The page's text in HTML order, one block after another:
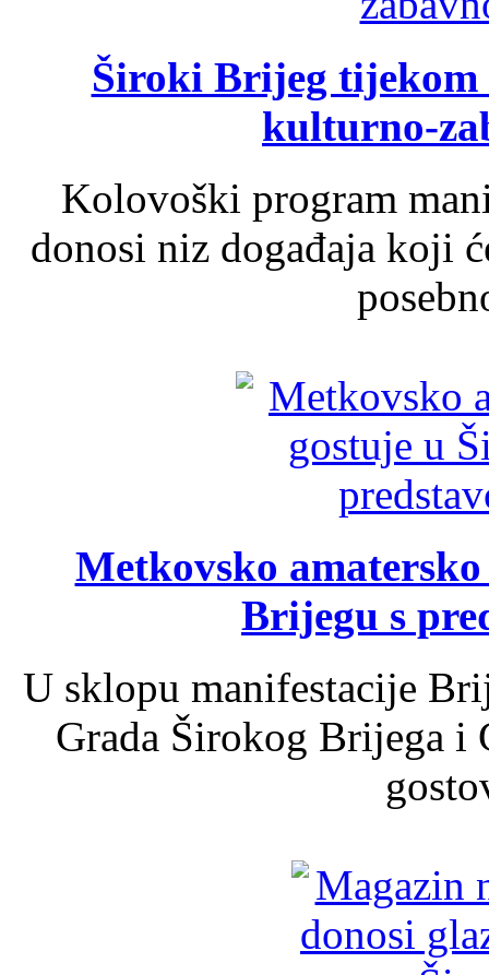
Široki Brijeg tijekom
kulturno-
Kolovoški program
donosi niz događaja koji
Metkovsko
Brijegu s
U sklopu manifestacije
Grada Širokog Brijega